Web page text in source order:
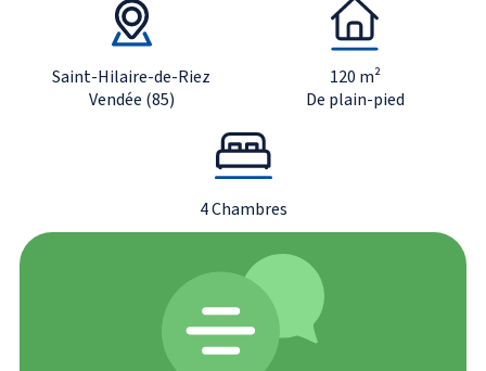
Saint-Hilaire-de-Riez
Vendée (85)
120 m²
De plain-pied
4 Chambres